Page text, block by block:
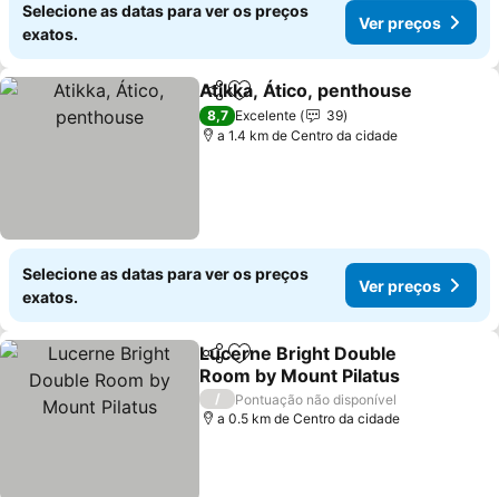
Selecione as datas para ver os preços
exatos.
Ver preços
PartilharAdicionar aos favoritos
Atikka, Ático, penthouse
8,7 Excelente
39
a 1.4 km de Centro da cidade
Selecione as datas para ver os preços
exatos.
Ver preços
PartilharAdicionar aos favoritos
Lucerne Bright Double
Room by Mount Pilatus
Ver preços
/
Pontuação não disponível
a 0.5 km de Centro da cidade